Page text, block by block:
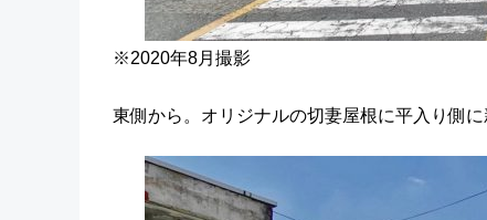
※2020年8月撮影
東側から。オリジナルの切妻屋根に平入り側